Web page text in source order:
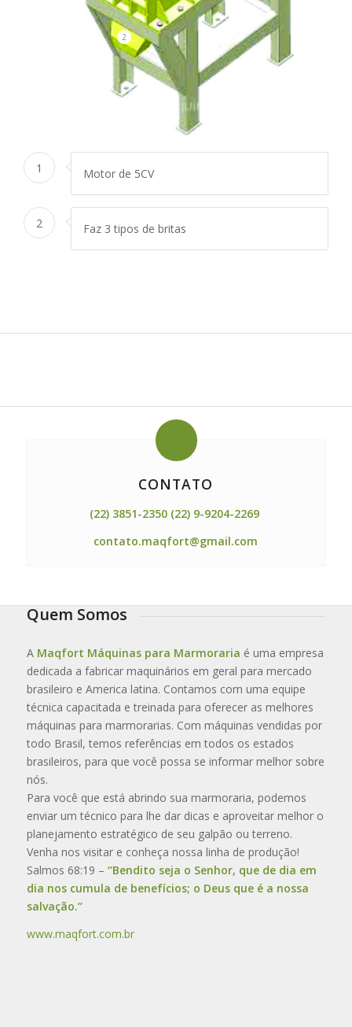
2
1 Motor de 5CV
2 Faz 3 tipos de britas
CONTATO
(22) 3851-2350 (22) 9-9204-2269
contato.maqfort@gmail.com
Quem Somos
A Maqfort Máquinas para Marmoraria é uma empresa
dedicada a fabricar maquinários em geral para mercado
brasileiro e America latina. Contamos com uma equipe
técnica capacitada e treinada para oferecer as melhores
máquinas para marmorarias. Com máquinas vendidas por
todo Brasil, temos referências em todos os estados
brasileiros, para que você possa se informar melhor sobre
nós.
Para você que está abrindo sua marmoraria, podemos
enviar um técnico para lhe dar dicas e aproveitar melhor o
planejamento estratégico de seu galpão ou terreno.
Venha nos visitar e conheça nossa linha de produção!
Salmos 68:19 – ‘’Bendito seja o Senhor, que de dia em
dia nos cumula de benefícios; o Deus que é a nossa
salvação.’’
www.maqfort.com.br